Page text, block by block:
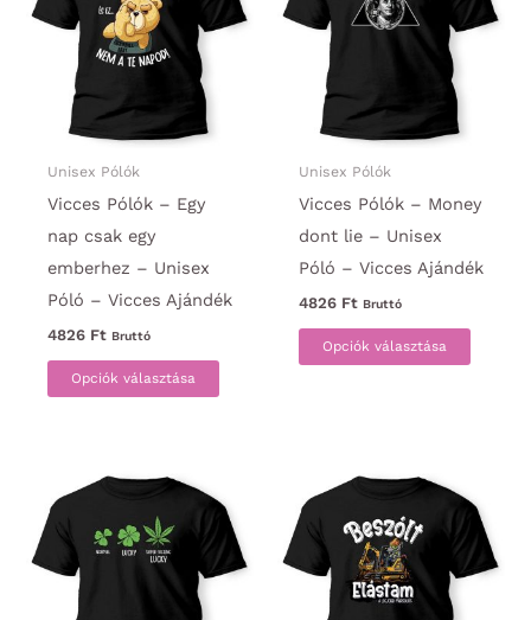
A
termékoldalon
választhatók
Unisex Pólók
Vicces Pólók – Egy
nap csak egy
emberhez – Unisex
Póló – Vicces Ajándék
4826 Ft Bruttó
Opciók választása
Ennek
a
variációja
van.
A
Unisex Pólók
Vicces Pólók – Money
dont lie – Unisex
Póló – Vicces Ajándék
4826 Ft Bruttó
Opciók választása
Ennek
a
van.